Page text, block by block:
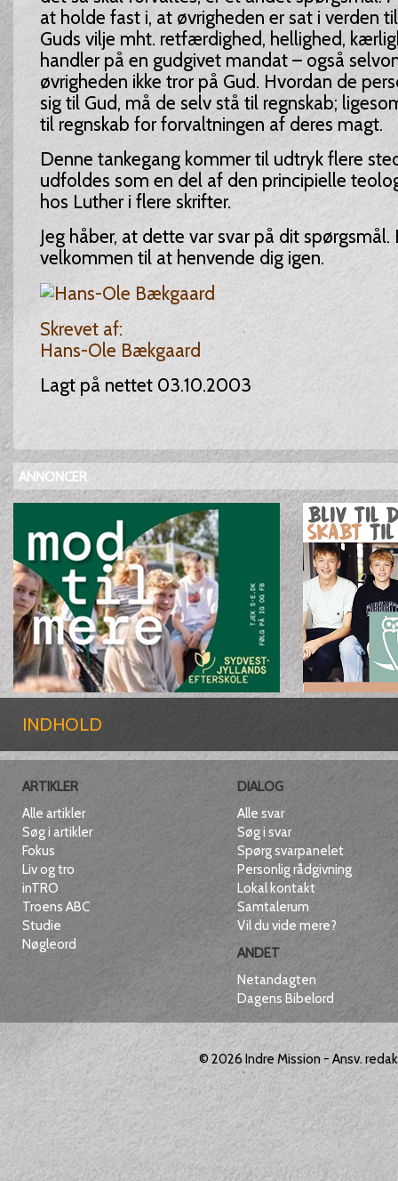
at holde fast i, at øvrigheden er sat i verden
Guds vilje mht. retfærdighed, hellighed,
handler på en gudgivet mandat – også
øvrigheden ikke tror på Gud. Hvordan de
sig til Gud, må de selv stå til regnskab;
til regnskab for forvaltningen af deres magt.
Denne tankegang kommer til udtryk flere
udfoldes som en del af den principielle
hos Luther i flere skrifter.
Jeg håber, at dette var svar på dit spørgsmål.
velkommen til at henvende dig igen.
Skrevet af:
Hans-Ole Bækgaard
Lagt på nettet 03.10.2003
ANNONCER
INDHOLD
ARTIKLER
Alle artikler
Søg i artikler
Fokus
Liv og tro
inTRO
Troens ABC
Studie
Nøgleord
DIALOG
Alle svar
Søg i svar
Spørg svarpanelet
Personlig rådgivning
Lokal kontakt
Samtalerum
Vil du vide mere?
ANDET
Netandagten
Dagens Bibelord
© 2026Indre Mission- Ansv.